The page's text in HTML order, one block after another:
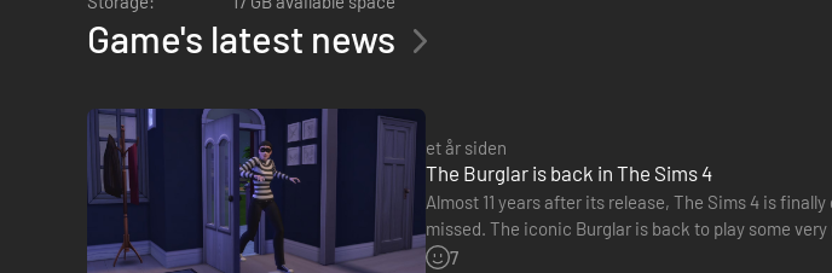
Game's latest news
et år siden
The Burglar is back in The Sims 4
Almost 11 years after its release, The Sims 4 is
missed. The iconic Burglar is back to play some
into our Sims'…
7